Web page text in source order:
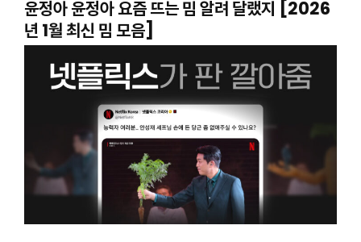
윤정아 윤정아 요즘 뜨는 밈 알려 달랬지 [2026
년 1월 최신 밈 모음]